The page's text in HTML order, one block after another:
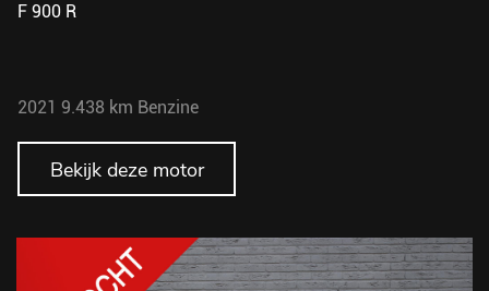
F 900 R
2021 9.438 km Benzine
Bekijk deze motor